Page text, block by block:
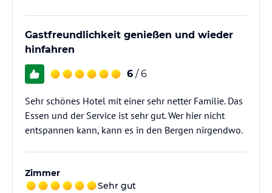
Gastfreundlichkeit genießen und wieder
hinfahren
6 / 6
Sehr schönes Hotel mit einer sehr netter Familie. Das
Essen und der Service ist sehr gut. Wer hier nicht
entspannen kann, kann es in den Bergen nirgendwo.
Zimmer
Sehr gut